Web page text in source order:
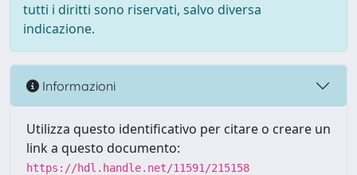
tutti i diritti sono riservati, salvo diversa
indicazione.
Informazioni
Utilizza questo identificativo per citare o creare un
link a questo documento:
https://hdl.handle.net/11591/215158